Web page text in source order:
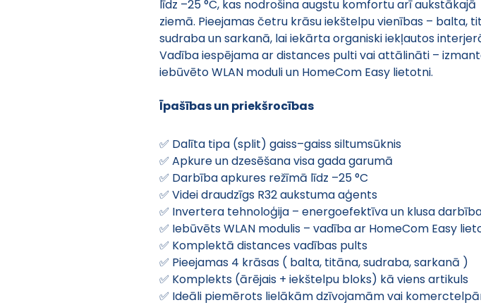
līdz –25 °C, kas nodrošina augstu komfortu arī aukstākajā
ziemā. Pieejamas četru krāsu iekštelpu vienības – balta,
sudraba un sarkanā, lai iekārta organiski iekļautos
Vadība iespējama ar distances pulti vai attālināti –
iebūvēto WLAN moduli un HomeCom Easy lietotni.
Īpašības un priekšrocības
✅ Dalīta tipa (split) gaiss–gaiss siltumsūknis
✅ Apkure un dzesēšana visa gada garumā
✅ Darbība apkures režīmā līdz –25 °C
✅ Videi draudzīgs R32 aukstuma aģents
✅ Invertera tehnoloģija – energoefektīva un klusa
✅ Iebūvēts WLAN modulis – vadība ar HomeCom Easy
✅ Komplektā distances vadības pults
✅ Pieejamas 4 krāsas ( balta, titāna, sudraba, sarkanā )
✅ Komplekts (ārējais + iekštelpu bloks) kā viens artikuls
✅ Ideāli piemērots lielākām dzīvojamām vai